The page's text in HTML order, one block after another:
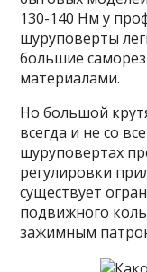
130-140 Нм у
шуруповерты
большие
материалами.
Но большой
всегда и не со
шуруповертах
регулировки
существует
подвижного
зажимным